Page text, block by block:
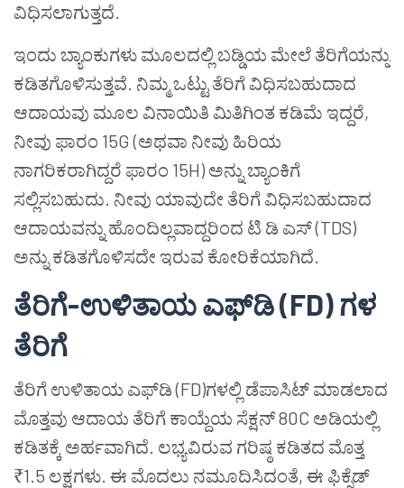
ವಿಧಿಸಲಾಗುತ್ತದೆ.
ಇಂದು ಬ್ಯಾಂಕುಗಳು ಮೂಲದಲ್ಲಿ ಬಡ್ಡಿಯ ಮೇಲೆ ತೆರಿಗೆಯನ್ನು
ಕಡಿತಗೊಳಿಸುತ್ತವೆ. ನಿಮ್ಮ ಒಟ್ಟು ತೆರಿಗೆ ವಿಧಿಸಬಹುದಾದ
ಆದಾಯವು ಮೂಲ ವಿನಾಯಿತಿ ಮಿತಿಗಿಂತ ಕಡಿಮೆ ಇದ್ದರೆ,
ನೀವು ಫಾರಂ 15G (ಅಥವಾ ನೀವು ಹಿರಿಯ
ನಾಗರಿಕರಾಗಿದ್ದರೆ ಫಾರಂ 15H) ಅನ್ನು ಬ್ಯಾಂಕಿಗೆ
ಸಲ್ಲಿಸಬಹುದು. ನೀವು ಯಾವುದೇ ತೆರಿಗೆ ವಿಧಿಸಬಹುದಾದ
ಆದಾಯವನ್ನು ಹೊಂದಿಲ್ಲವಾದ್ದರಿಂದ ಟಿ ಡಿ ಎಸ್ (TDS)
ಅನ್ನು ಕಡಿತಗೊಳಿಸದೇ ಇರುವ ಕೋರಿಕೆಯಾಗಿದೆ.
ತೆರಿಗೆ-ಉಳಿತಾಯ ಎಫ್‌ಡಿ (FD) ಗಳ
ತೆರಿಗೆ
ತೆರಿಗೆ ಉಳಿತಾಯ ಎಫ್‌ಡಿ (FD)ಗಳಲ್ಲಿ ಡೆಪಾಸಿಟ್ ಮಾಡಲಾದ
ಮೊತ್ತವು ಆದಾಯ ತೆರಿಗೆ ಕಾಯ್ದೆಯ ಸೆಕ್ಷನ್ 80C ಅಡಿಯಲ್ಲಿ
ಕಡಿತಕ್ಕೆ ಅರ್ಹವಾಗಿದೆ. ಲಭ್ಯವಿರುವ ಗರಿಷ್ಠ ಕಡಿತದ ಮೊತ್ತ
₹1.5 ಲಕ್ಷಗಳು. ಈ ಮೊದಲು ನಮೂದಿಸಿದಂತೆ, ಈ ಫಿಕ್ಸೆಡ್